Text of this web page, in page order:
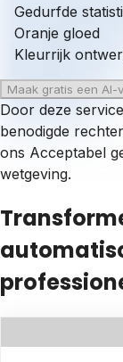
Gedurfde
Oranje gloed
Kleurrijk
Maak gratis een AI-
Door deze
benodigde
ons Acceptabel
wetgeving.